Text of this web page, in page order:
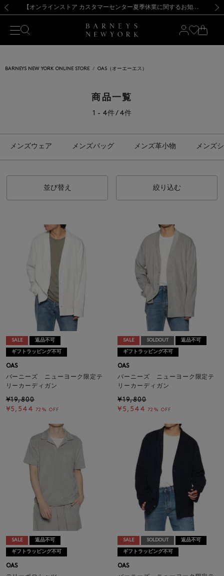
新規登録のお客様も対象！＜MY BARNEYS＞会員のお客様は11,000円（税込）以上のお買上げで常時送料無料！お買い物の際は会員登録を！
【夏季休業に伴う出荷一時停止のお知らせ】(2026.8.7) 【オンラインストア カスタマーセンター夏季休業に関するお知らせ】（2026.8.7）
【夏季休業に伴う返品・交換承り一時停止のお知らせ】（2026.8.5）
熊本県を中心とした地震の影響によるお荷物のお届けについて
【開催中】SUMMER SALEのご案内・ご注意事項 新規登録のお客様も対象！＜MY BARNEYS＞会員のお客様は11,000円（税込）以上のお買上げで常時送料無料！お買い物の際は会員登録を！
【夏季休業に伴う出荷一時停止のお知らせ】(2026.8.7)
BARNEYS NEW YORK ONLINE STORE OAS（オーエーエス）
商品一覧
1 - 4件 / 4件
メンズウェア メンズバッグ メンズ革小物 メンズ
並び替え 絞り込む
SALE 返品不可
ギフトラッピング不可
OAS
バーニーズ ニューヨーク限定テ
リーカーディガン
¥19,800
¥5,544 72% OFF
SALE SOLDOUT 返品不可
ギフトラッピング不可
OAS
バーニーズ ニューヨーク限定テ
リーカーディガン
¥19,800
¥5,544 72% OFF
SALE 返品不可
ギフトラッピング不可
OAS
SALE SOLDOUT 返品不可
ギフトラッピング不可
OAS